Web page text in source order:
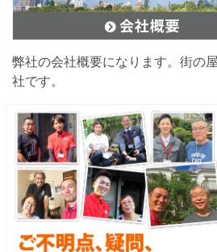
弊社の会社概要になります。街の
社です。